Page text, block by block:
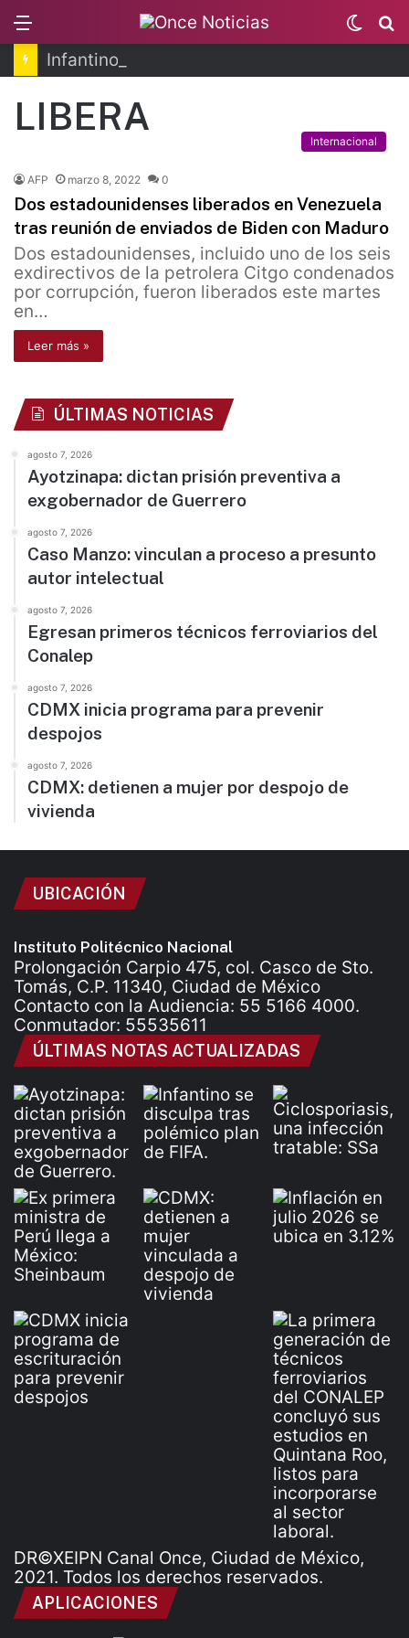
Switch
skin
LIBERA
Internacional
AFP marzo 8, 2022 0
Dos estadounidenses liberados en Venezuela
tras reunión de enviados de Biden con Maduro
Dos estadounidenses, incluido uno de los seis
exdirectivos de la petrolera Citgo condenados
por corrupción, fueron liberados este martes
en…
Leer más »
ÚLTIMAS NOTICIAS
agosto 7, 2026
Ayotzinapa: dictan prisión preventiva a
exgobernador de Guerrero
agosto 7, 2026
Caso Manzo: vinculan a proceso a presunto
autor intelectual
agosto 7, 2026
Egresan primeros técnicos ferroviarios del
Conalep
agosto 7, 2026
CDMX inicia programa para prevenir
despojos
agosto 7, 2026
CDMX: detienen a mujer por despojo de
vivienda
UBICACIÓN
Instituto Politécnico Nacional
Prolongación Carpio 475, col. Casco de Sto.
Tomás, C.P. 11340, Ciudad de México
Contacto con la Audiencia: 55 5166 4000.
Conmutador: 55535611
ÚLTIMAS NOTAS ACTUALIZADAS
DR©XEIPN Canal Once, Ciudad de México,
2021. Todos los derechos reservados.
APLICACIONES